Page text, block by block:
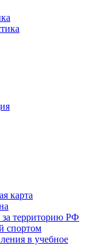
карта
за территорию РФ
спортом
в учебное